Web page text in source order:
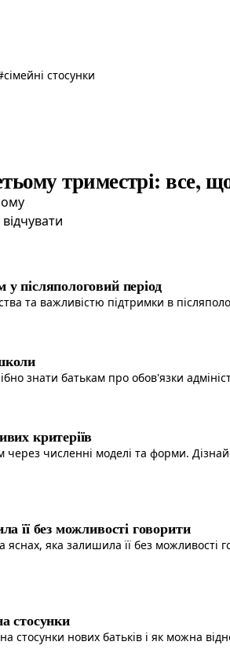
сімейні стосунки
триместрі: все,
післяпологовий період
та важливістю підтримки в
знати батькам про обов'язки
критеріїв
численні моделі та форми.
її без можливості говорити
яка залишила її без можливості
стосунки
стосунки нових батьків і як можна